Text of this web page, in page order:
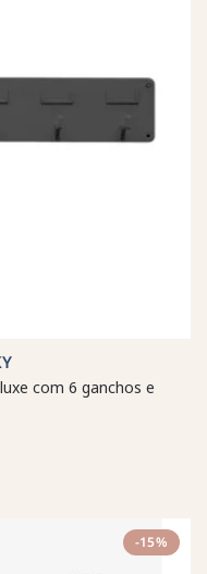
com 6 ganchos e
-15%